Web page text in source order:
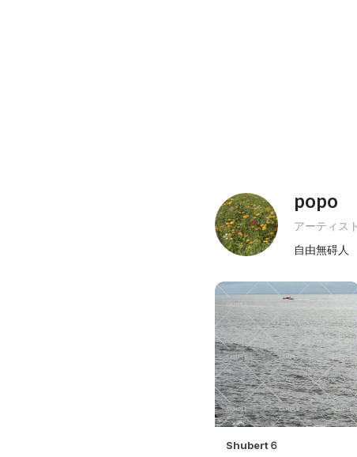
popo
アーティスト
自由無碍人
Shubert６